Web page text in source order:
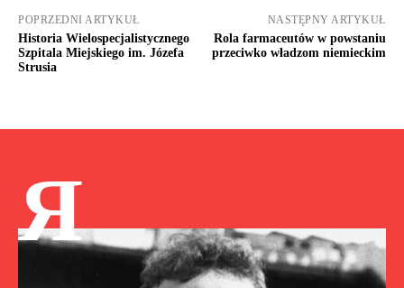
POPRZEDNI ARTYKUŁ
Historia Wielospecjalistycznego
Szpitala Miejskiego im. Józefa
Strusia
NASTĘPNY ARTYKUŁ
Rola farmaceutów w powstaniu
przeciwko władzom niemieckim
Я